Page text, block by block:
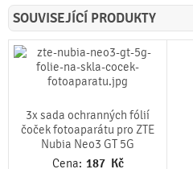
SOUVISEJÍCÍ PRODUKTY
3x sada ochranných fólií
čoček fotoaparátu pro ZTE
Nubia Neo3 GT 5G
Cena: 187 Kč